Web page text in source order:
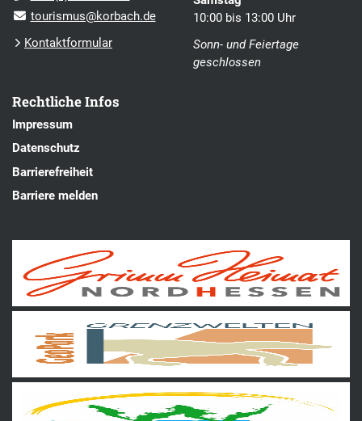
tourismus@korbach.de
Kontaktformular
10:00 bis 13:00 Uhr
Sonn- und Feiertage
geschlossen
Rechtliche Infos
Impressum
Datenschutz
Barrierefreiheit
Barriere melden